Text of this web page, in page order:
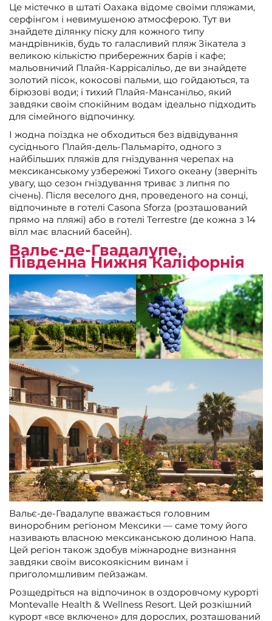
Це містечко в штаті Оахака відоме своїми пляжами,
серфінгом і невимушеною атмосферою. Тут ви
знайдете ділянку піску для кожного типу
мандрівників, будь то галасливий пляж Зікатела з
великою кількістю прибережних барів і кафе;
мальовничий Плайя-Каррісалільо, де ви знайдете
золотий пісок, кокосові пальми, що гойдаються, та
бірюзові води; і тихий Плайя-Мансанільо, який
завдяки своїм спокійним водам ідеально підходить
для сімейного відпочинку.
І жодна поїздка не обходиться без відвідування
сусіднього Плайя-дель-Пальмаріто, одного з
найбільших пляжів для гніздування черепах на
мексиканському узбережжі Тихого океану (зверніть
увагу, що сезон гніздування триває з липня по
січень). Після веселого дня, проведеного на сонці,
відпочиньте в готелі Casona Sforza (розташований
прямо на пляжі) або в готелі Terrestre (де кожна з 14
вілл має власний басейн).
Вальє-де-Гвадалупе,
Південна Нижня Каліфорнія
Вальє-де-Гвадалупе вважається головним
виноробним регіоном Мексики — саме тому його
називають власною мексиканською долиною Напа.
Цей регіон також здобув міжнародне визнання
завдяки своїм високоякісним винам і
приголомшливим пейзажам.
Розщедріться на відпочинок в оздоровчому курорті
Montevalle Health & Wellness Resort. Цей розкішний
курорт «все включено» для дорослих, розташований